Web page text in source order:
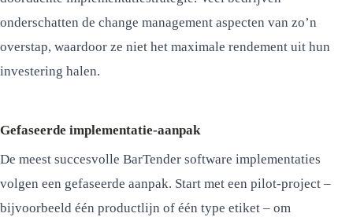
onderschatten de change management aspecten van zo’n
overstap, waardoor ze niet het maximale rendement uit hun
investering halen.
Gefaseerde implementatie-aanpak
De meest succesvolle BarTender software implementaties
volgen een gefaseerde aanpak. Start met een pilot-project –
bijvoorbeeld één productlijn of één type etiket – om